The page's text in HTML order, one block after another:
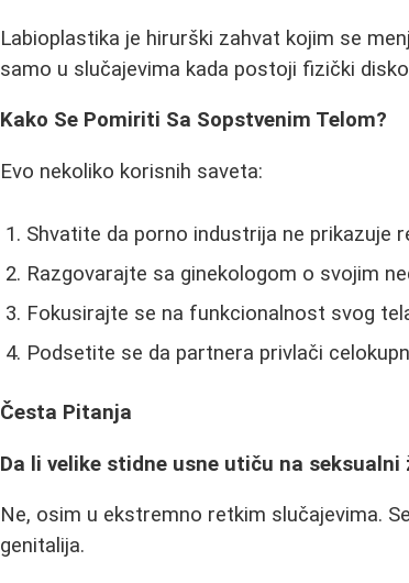
Labioplastika je hirurški zahvat kojim se
samo u slučajevima kada postoji fizički
Kako Se Pomiriti Sa Sopstvenim Telom?
Evo nekoliko korisnih saveta:
Shvatite da porno industrija ne prikazuje
Razgovarajte sa ginekologom o svojim
Fokusirajte se na funkcionalnost svog
Podsetite se da partnera privlači
Česta Pitanja
Da li velike stidne usne utiču na seksualni
Ne, osim u ekstremno retkim slučajevima.
genitalija.